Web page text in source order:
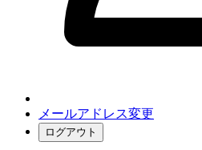
メールアドレス変更
ログアウト